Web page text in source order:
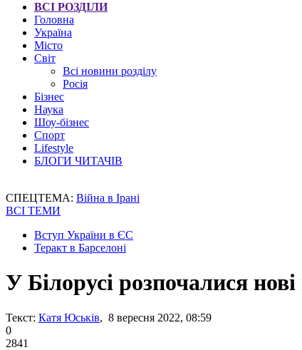
ВСІ РОЗДІЛИ
Головна
Україна
Місто
Світ
Всі новини розділу
Росія
Бізнес
Наука
Шоу-бізнес
Спорт
Lifestyle
БЛОГИ ЧИТАЧІВ
СПЕЦТЕМА: Війна в Ірані
ВСІ ТЕМИ
Вступ України в ЄС
Теракт в Барселоні
У Білорусі розпочалися
Текст: Катя Юськів, 8 вересня 2022, 08:59
0
2841